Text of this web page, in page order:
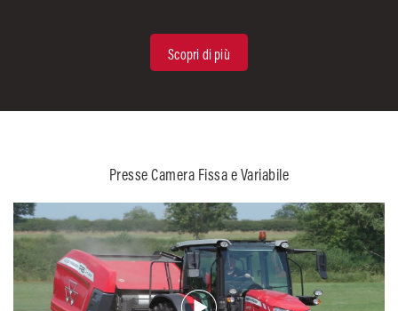
Scopri di più
Presse Camera Fissa e Variabile